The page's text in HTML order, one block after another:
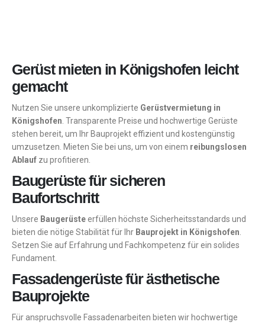
Gerüst mieten in Königshofen leicht
gemacht
Nutzen Sie unsere unkomplizierte Gerüstvermietung in
Königshofen . Transparente Preise und hochwertige Gerüste
stehen bereit, um Ihr Bauprojekt effizient und kostengünstig
umzusetzen. Mieten Sie bei uns, um von einem reibungslosen
Ablauf zu profitieren.
Baugerüste für sicheren
Baufortschritt
Unsere Baugerüsteerfüllen höchste Sicherheitsstandards und
bieten die nötige Stabilität für Ihr Bauprojekt in Königshofen
Setzen Sie auf Erfahrung und Fachkompetenz für ein solides
Fundament.
Fassadengerüste für ästhetische
Bauprojekte
Für anspruchsvolle Fassadenarbeiten bieten wir hochwertige